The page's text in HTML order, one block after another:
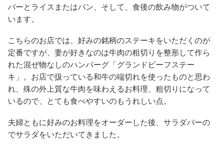
バーとライスまたはパン、そして、食後の飲み物がついて
います。
こちらのお店では、好みの銘柄のステーキをいただくのが
定番ですが、妻が好きなのは牛肉の粗切りを整形して作ら
れた混ぜ物なしのハンバーグ「グランドビーフステー
キ」。お店で扱っている和牛の端切れを使ったものと思わ
れ、殊の外上質な牛肉を味わえるお料理、粗切りになって
いるので、とても食べやすいのもうれしい点。
夫婦ともに好みのお料理をオーダーした後、サラダバーの
でサラダをいただいてきました。